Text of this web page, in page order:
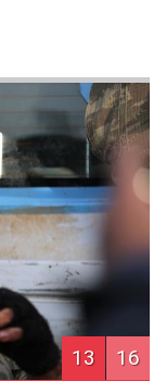
13 16